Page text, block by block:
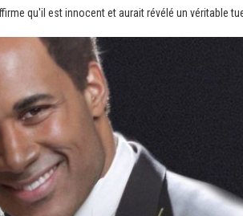
qu'il est innocent et aurait révélé un véritable